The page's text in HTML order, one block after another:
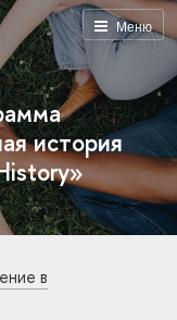
Меню
история
в